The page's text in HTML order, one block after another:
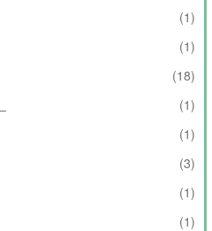
(1)
(1)
(18)
(1)
(1)
(3)
(1)
(1)